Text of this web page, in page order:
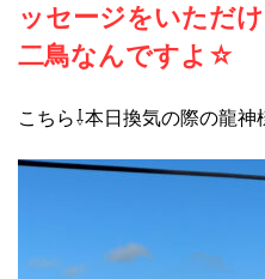
ッセージをいただ
二鳥なんですよ☆
こちら⇩本日換気の際の龍